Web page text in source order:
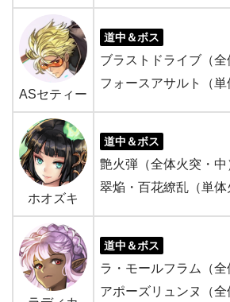
ASセティー
道中＆ボス
ブラストドライブ（全
フォースアサルト（
ホオズキ
道中＆ボス
艶火弾（全体火突・中
翠焔・百花繚乱（単体
道中＆ボス
ラ・モールフラム（全
アポーズリュンヌ（全